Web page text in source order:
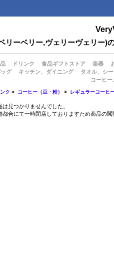
リーベリー,ヴェリーヴェリー)
ドリンク 食品ギフトストア 楽器
グ キッチン、ダイニング
タオル、シ
コーヒ
ク > コーヒー（豆・粉） > レギュラーコーヒ
見つかりませんでした。
都合にて一時閉店しておりますため商品の